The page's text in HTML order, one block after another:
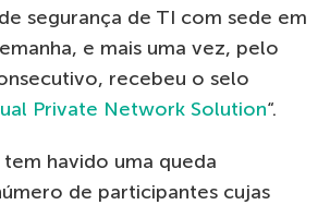
segurança de TI com sede em
e mais uma vez, pelo
recebeu o selo
Private Network Solution“.
havido uma queda
de participantes cujas